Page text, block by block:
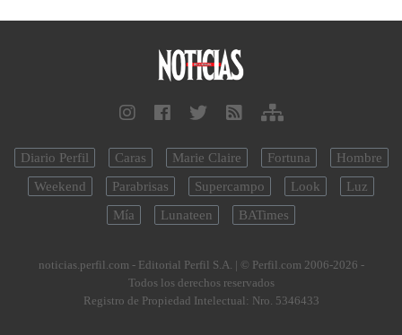
Diario Perfil Caras Marie Claire Fortuna
Hombre
Weekend
Parabrisas Supercampo Look
Luz
Mía
Lunateen BATimes
noticias.perfil.com - Editorial Perfil S.A. | © Perfil.com 2006-2026 -
Todos los derechos reservados
Registro de Propiedad Intelectual: Nro. 5346433